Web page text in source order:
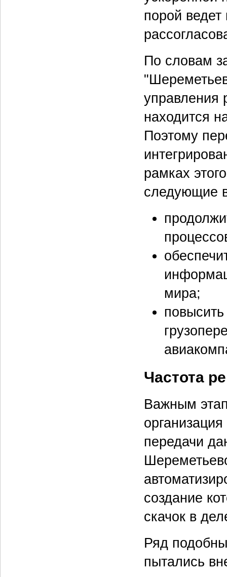
порой ведет
По словам
управления
находится
Поэтому
рамках
следующие
мира;
Частота
Важным
передачи
создание
скачок в
Ряд
пытались